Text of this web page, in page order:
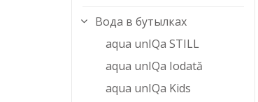
Вода в бутылках
aqua unIQa STILL
aqua unIQa Iodată
aqua unIQa Kids